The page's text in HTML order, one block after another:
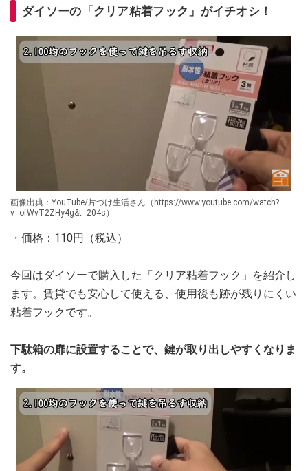
ダイソーの「クリア粘着フック」がイチオシ！
画像出典：YouTube/片づけ生活さん（https://www.youtube.com/watch?
v=ofWvT2ZHy4g&t=204s）
・価格：110円（税込）
今回はダイソーで購入した「クリア粘着フック」を紹介し
ます。賃貸でも安心して使える、使用後も跡が残りにくい
粘着フックです。
下駄箱の扉に設置することで、鍵が取り出しやすくなりま
す。